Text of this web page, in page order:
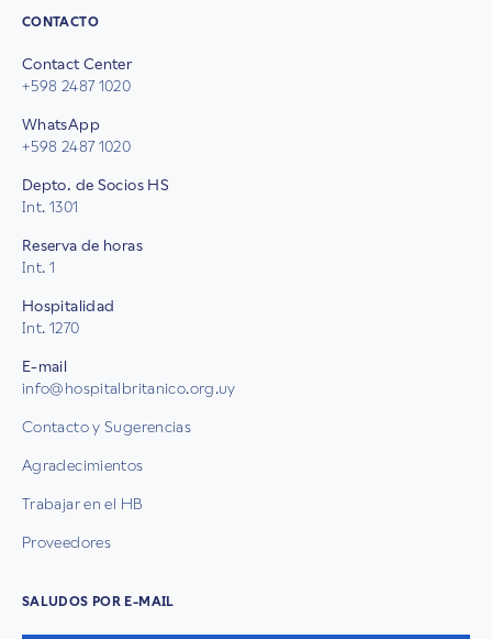
CONTACTO
Contact Center
+598 2487 1020
WhatsApp
+598 2487 1020
Depto. de Socios HS
Int. 1301
Reserva de horas
Int. 1
Hospitalidad
Int. 1270
E-mail
info@hospitalbritanico.org.uy
Contacto y Sugerencias
Agradecimientos
Trabajar en el HB
Proveedores
SALUDOS POR E-MAIL